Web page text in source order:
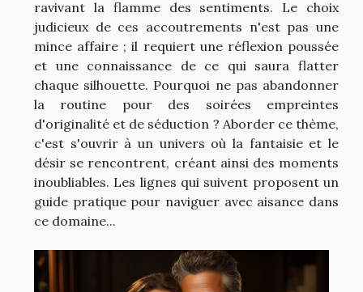
ravivant la flamme des sentiments. Le choix
judicieux de ces accoutrements n'est pas une
mince affaire ; il requiert une réflexion poussée
et une connaissance de ce qui saura flatter
chaque silhouette. Pourquoi ne pas abandonner
la routine pour des soirées empreintes
d'originalité et de séduction ? Aborder ce thème,
c'est s'ouvrir à un univers où la fantaisie et le
désir se rencontrent, créant ainsi des moments
inoubliables. Les lignes qui suivent proposent un
guide pratique pour naviguer avec aisance dans
ce domaine...